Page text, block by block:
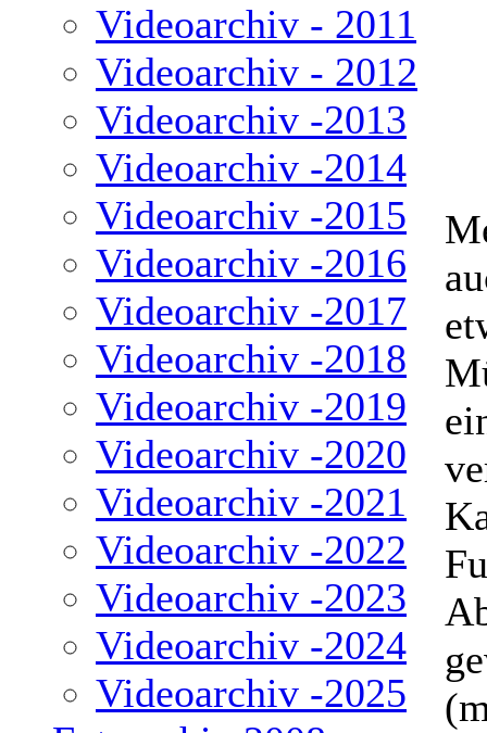
Videoarchiv - 2011
Videoarchiv - 2012
Videoarchiv -2013
Videoarchiv -2014
Videoarchiv -2015
Videoarchiv -2016
Videoarchiv -2017
Videoarchiv -2018
Videoarchiv -2019
Videoarchiv -2020
Videoarchiv -2021
Videoarchiv -2022
Videoarchiv -2023
Videoarchiv -2024
Videoarchiv -2025